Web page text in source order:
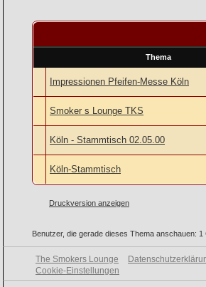
Thema
Impressionen Pfeifen-Messe Köln
Smoker s Lounge TKS
Köln - Stammtisch 02.05.00
Köln-Stammtisch
Druckversion anzeigen
Benutzer, die gerade dieses Thema anschauen:
The Smokers Lounge
Cookie-Einstellungen